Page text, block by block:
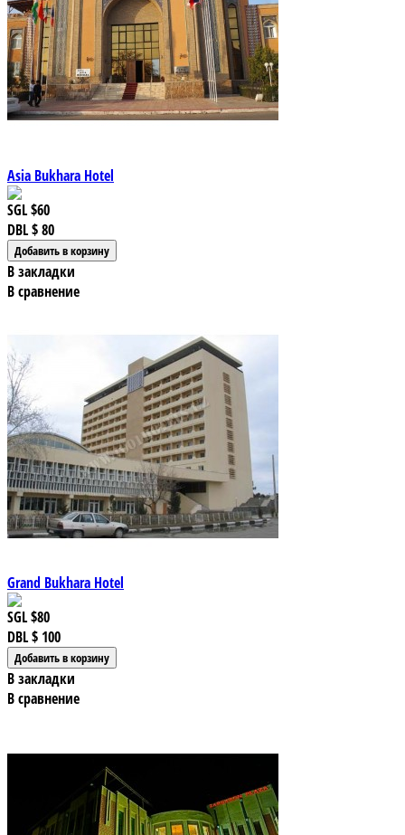
Asia Bukhara Hotel
SGL$60
DBL$ 80
В закладки
В сравнение
Grand Bukhara Hotel
SGL$80
DBL$ 100
В закладки
В сравнение